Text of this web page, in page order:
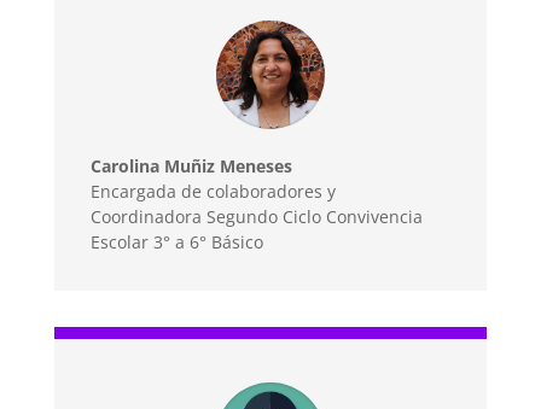
Carolina Muñiz Meneses
Encargada de colaboradores y
Coordinadora Segundo Ciclo Convivencia
Escolar 3° a 6° Básico